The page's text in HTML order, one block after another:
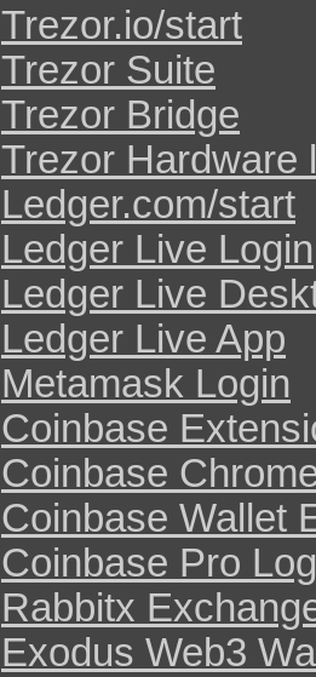
Trezor.io/start
Trezor Suite
Trezor Bridge
Trezor Hardware
Ledger.com/start
Ledger Live Login
Ledger Live
Ledger Live App
Metamask Login
Coinbase
Coinbase
Coinbase Wallet
Coinbase Pro
Rabbitx
Exodus Web3